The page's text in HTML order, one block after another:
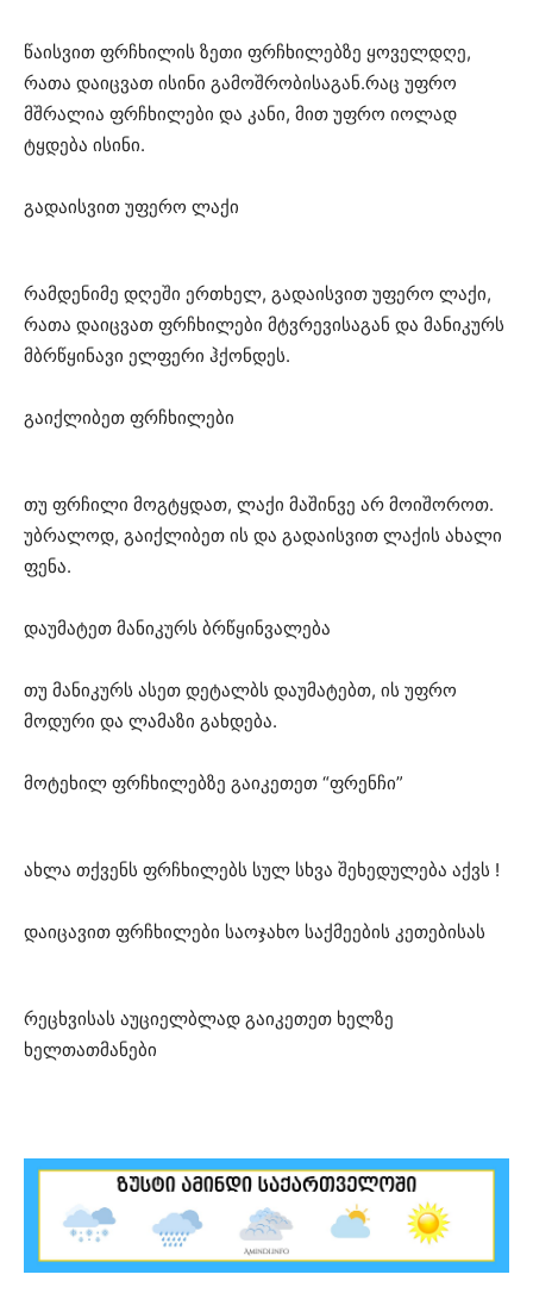
წაისვით ფრჩხილის ზეთი ფრჩხილებზე ყოველდღე,
რათა დაიცვათ ისინი გამოშრობისაგან.რაც უფრო
მშრალია ფრჩხილები და კანი, მით უფრო იოლად
ტყდება ისინი.
გადაისვით უფერო ლაქი
რამდენიმე დღეში ერთხელ, გადაისვით უფერო ლაქი,
რათა დაიცვათ ფრჩხილები მტვრევისაგან და მანიკურს
მბრწყინავი ელფერი ჰქონდეს.
გაიქლიბეთ ფრჩხილები
თუ ფრჩილი მოგტყდათ, ლაქი მაშინვე არ მოიშოროთ.
უბრალოდ, გაიქლიბეთ ის და გადაისვით ლაქის ახალი
ფენა.
დაუმატეთ მანიკურს ბრწყინვალება
თუ მანიკურს ასეთ დეტალბს დაუმატებთ, ის უფრო
მოდური და ლამაზი გახდება.
მოტეხილ ფრჩხილებზე გაიკეთეთ “ფრენჩი”
ახლა თქვენს ფრჩხილებს სულ სხვა შეხედულება აქვს !
დაიცავით ფრჩხილები საოჯახო საქმეების კეთებისას
რეცხვისას აუციელბლად გაიკეთეთ ხელზე
ხელთათმანები